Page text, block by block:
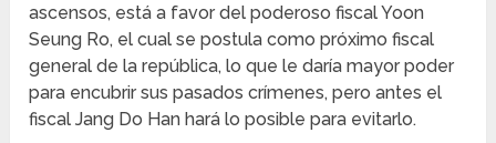
ascensos, está a favor del poderoso fiscal Yoon
Seung Ro, el cual se postula como próximo fiscal
general de la república, lo que le daría mayor poder
para encubrir sus pasados crímenes, pero antes el
fiscal Jang Do Han hará lo posible para evitarlo.